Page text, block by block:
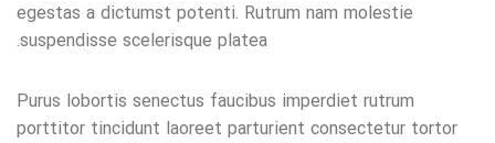
egestas a dictumst potenti. Rutrum nam molestie
suspendisse scelerisque platea.
Purus lobortis senectus faucibus imperdiet rutrum
porttitor tincidunt laoreet parturient consectetur tortor